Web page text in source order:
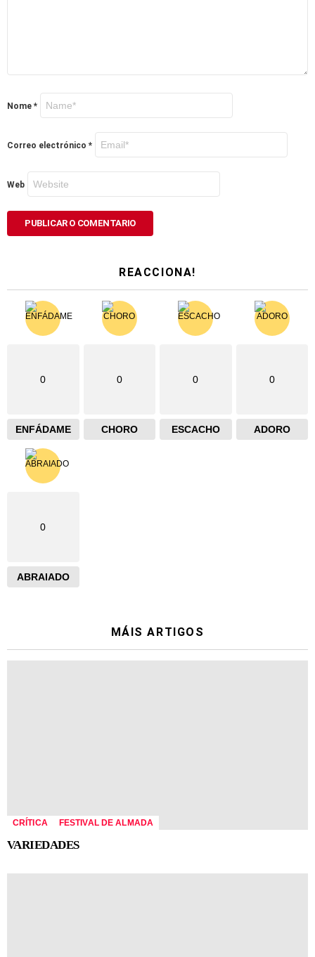
Nome *
Correo electrónico *
Web
REACCIONA!
0
ENFÁDAME
0
CHORO
0
ESCACHO
0
ADORO
0
ABRAIADO
MÁIS ARTIGOS
CRÍTICA FESTIVAL DE ALMADA
VARIEDADES